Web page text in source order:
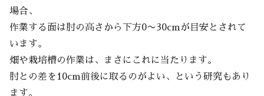
場合、
作業する面は肘の高さから下方0〜30cmが目安とされて
います。
畑や栽培槽の作業は、まさにこれに当たります。
肘との差を10cm前後に取るのがよい、という研究もあり
ます。